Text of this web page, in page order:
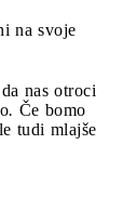
na svoje
nas otroci
. Če bomo
tudi mlajše